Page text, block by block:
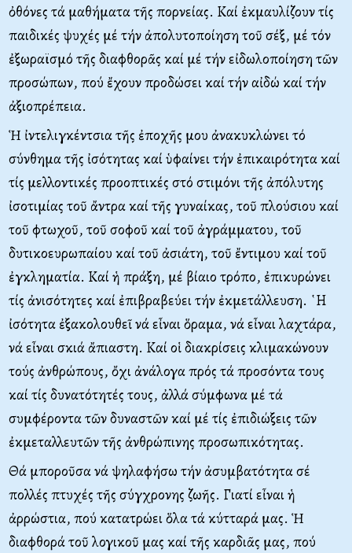
ὀθόνες τά μαθήματα τῆς πορνείας. Καί ἐκμαυλίζουν τίς
παιδικές ψυχές μέ τήν ἀπολυτοποίηση τοῦ σέξ, μέ τόν
ἐξωραϊσμό τῆς διαφθορᾶς καί μέ τήν εἰδωλοποίηση τῶν
προσώπων, πού ἔχουν προδώσει καί τήν αἰδώ καί τήν
ἀξιοπρέπεια.
Ἡ ἰντελιγκέντσια τῆς ἐποχῆς μου ἀνακυκλώνει τό
σύνθημα τῆς ἰσότητας καί ὑφαίνει τήν ἐπικαιρότητα καί
τίς μελλοντικές προοπτικές στό στιμόνι τῆς ἀπόλυτης
ἰσοτιμίας τοῦ ἄντρα καί τῆς γυναίκας, τοῦ πλούσιου καί
τοῦ φτωχοῦ, τοῦ σοφοῦ καί τοῦ ἀγράμματου, τοῦ
δυτικοευρωπαίου καί τοῦ ἀσιάτη, τοῦ ἔντιμου καί τοῦ
ἐγκληματία. Καί ἡ πράξη, μέ βίαιο τρόπο, ἐπικυρώνει
τίς ἀνισότητες καί ἐπιβραβεύει τήν ἐκμετάλλευση. ῾Η
ἰσότητα ἐξακολουθεῖ νά εἶναι ὅραμα, νά εἶναι λαχτάρα,
νά εἶναι σκιά ἄπιαστη. Καί οἱ διακρίσεις κλιμακώνουν
τούς ἀνθρώπους, ὄχι ἀνάλογα πρός τά προσόντα τους
καί τίς δυνατότητές τους, ἀλλά σύμφωνα μέ τά
συμφέροντα τῶν δυναστῶν καί μέ τίς ἐπιδιώξεις τῶν
ἐκμεταλλευτῶν τῆς ἀνθρώπινης προσωπικότητας.
Θά μποροῦσα νά ψηλαφήσω τήν ἀσυμβατότητα σέ
πολλές πτυχές τῆς σύγχρονης ζωῆς. Γιατί εἶναι ἡ
ἀρρώστια, πού κατατρώει ὅλα τά κύτταρά μας. Ἡ
διαφθορά τοῦ λογικοῦ μας καί τῆς καρδιᾶς μας, πού